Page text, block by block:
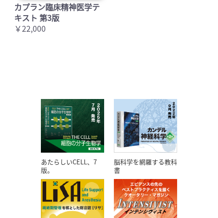
カプラン臨床精神医学テ
キスト 第3版
￥22,000
あたらしいCELL、7
版。
脳科学を網羅する教科
書